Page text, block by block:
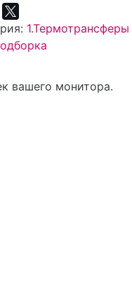
1.Термотрансферы
вашего монитора.